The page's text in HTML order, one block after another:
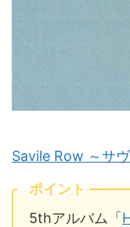
Savile Row ～サ
ポイント
5thアルバム「